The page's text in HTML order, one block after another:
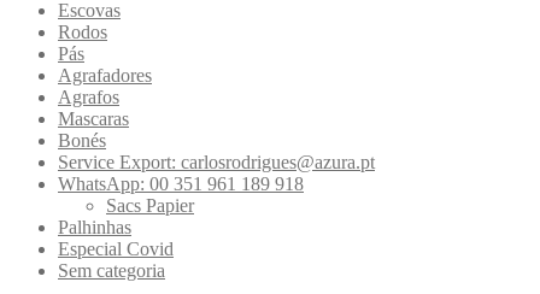
Escovas
Rodos
Pás
Agrafadores
Agrafos
Mascaras
Bonés
Service Export: carlosrodrigues@azura.pt
WhatsApp: 00 351 961 189 918
Sacs Papier
Palhinhas
Especial Covid
Sem categoria